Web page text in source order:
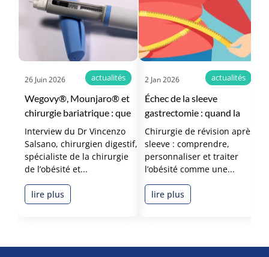
Wegovy®, Mounjaro® et
chirurgie bariatrique : que
va changer le
remboursement ?
26 Juin 2026 actualités
Interview du Dr Vincenzo
Salsano, chirurgien digestif,
spécialiste de la chirurgie
de l’obésité et...
lire plus
Échec de la sleeve
gastrectomie : quand la
chirurgie bariatrique entre
dans l’ère de la médecine de
précision
2 Jan 2026 actualités
Chirurgie de révision après
sleeve : comprendre,
personnaliser et traiter
l’obésité comme une...
lire plus